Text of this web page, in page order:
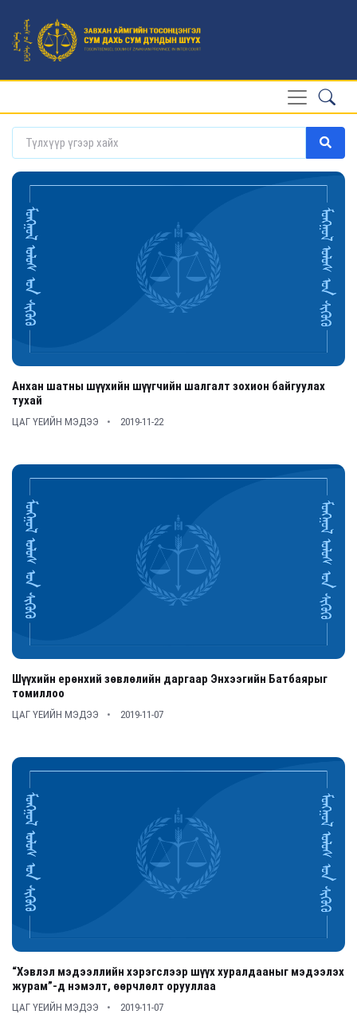
Анхан шатны шүүхийн шүүгчийн шалгалт зохион байгуулах
тухай
ЦАГ ҮЕИЙН МЭДЭЭ 2019-11-22
Шүүхийн ерөнхий зөвлөлийн даргаар Энхээгийн Батбаярыг
томиллоо
ЦАГ ҮЕИЙН МЭДЭЭ 2019-11-07
“Хэвлэл мэдээллийн хэрэгслээр шүүх хуралдааныг мэдээлэх
журам”-д нэмэлт, өөрчлөлт орууллаа
ЦАГ ҮЕИЙН МЭДЭЭ 2019-11-07